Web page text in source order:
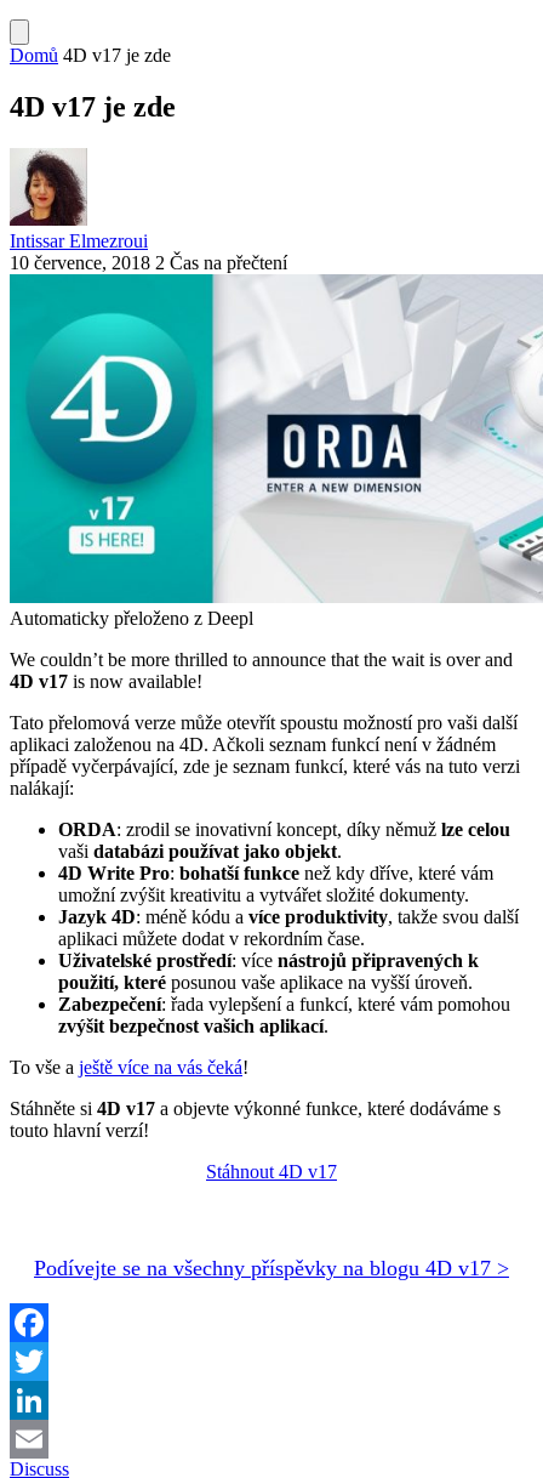
Domů 4D v17 je zde
4D v17 je zde
Intissar Elmezroui
10 července, 2018 2 Čas na přečtení
Automaticky přeloženo z Deepl
We couldn’t be more thrilled to announce that the wait is over and
4D v17 is now available!
Tato přelomová verze může otevřít spoustu možností pro vaši další
aplikaci založenou na 4D. Ačkoli seznam funkcí není v žádném
případě vyčerpávající, zde je seznam funkcí, které vás na tuto verzi
nalákají:
ORDA: zrodil se inovativní koncept, díky němuž lze celou
vaši databázi používat jako objekt.
4D Write Pro: bohatší funkce než kdy dříve, které vám
umožní zvýšit kreativitu a vytvářet složité dokumenty.
Jazyk 4D: méně kódu a více produktivity, takže svou další
aplikaci můžete dodat v rekordním čase.
Uživatelské prostředí: více nástrojů připravených k
použití, které posunou vaše aplikace na vyšší úroveň.
Zabezpečení: řada vylepšení a funkcí, které vám pomohou
zvýšit bezpečnost vašich aplikací.
To vše a ještě více na vás čeká!
Stáhněte si 4D v17 a objevte výkonné funkce, které dodáváme s
touto hlavní verzí!
Stáhnout 4D v17
Podívejte se na všechny příspěvky na blogu 4D v17 >
Facebook
Twitter
LinkedIn
Discuss